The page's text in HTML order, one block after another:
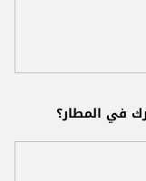
في المطار؟